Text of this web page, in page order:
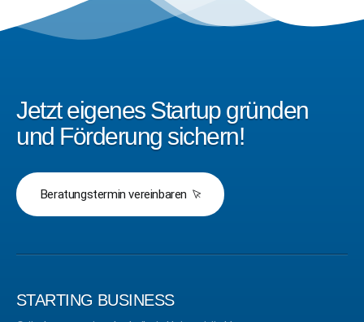
Jetzt eigenes Startup gründen
und Förderung sichern!
Beratungstermin vereinbaren
STARTING BUSINESS